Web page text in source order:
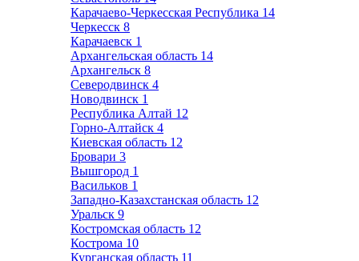
Карачаево-Черкесская Республика 14
Черкесск 8
Карачаевск 1
Архангельская область 14
Архангельск 8
Северодвинск 4
Новодвинск 1
Республика Алтай 12
Горно-Алтайск 4
Киевская область 12
Бровари 3
Вышгород 1
Васильков 1
Западно-Казахстанская область 12
Уральск 9
Костромская область 12
Кострома 10
Курганская область 11